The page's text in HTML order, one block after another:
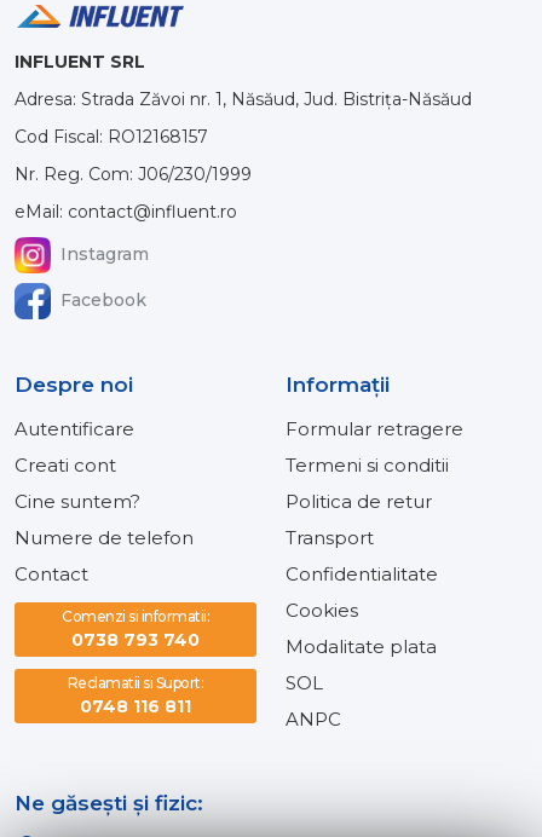
INFLUENT SRL
Adresa: Strada Zăvoi nr. 1, Năsăud, Jud. Bistrița-Năsăud
Cod Fiscal: RO12168157
Nr. Reg. Com: J06/230/1999
eMail: contact@influent.ro
Instagram
Facebook
Despre noi
Autentificare
Creati cont
Cine suntem?
Numere de telefon
Contact
Comenzi si informatii:
0738 793 740
Reclamatii si Suport:
0748 116 811
Informaţii
Formular retragere
Termeni si conditii
Politica de retur
Transport
Confidentialitate
Cookies
Modalitate plata
SOL
ANPC
Ne găsești și fizic: